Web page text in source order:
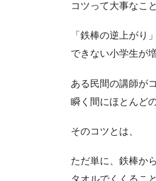
コツって大事なこ
「鉄棒の逆上がり
できない小学生が
ある民間の講師が
瞬く間にほとんど
そのコツとは、
ただ単に、鉄棒か
タオルでくくること